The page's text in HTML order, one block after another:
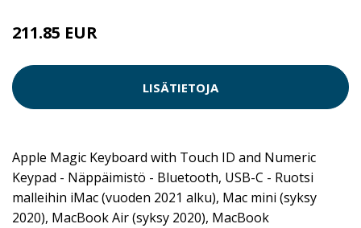
211.85 EUR
LISÄTIETOJA
Apple Magic Keyboard with Touch ID and Numeric
Keypad - Näppäimistö - Bluetooth, USB-C - Ruotsi
malleihin iMac (vuoden 2021 alku), Mac mini (syksy
2020), MacBook Air (syksy 2020), MacBook